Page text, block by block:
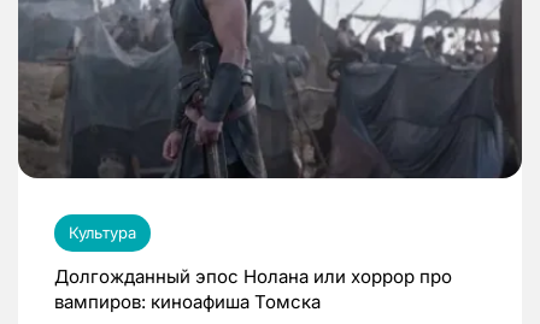
Культура
Долгожданный эпос Нолана или хоррор про
вампиров: киноафиша Томска